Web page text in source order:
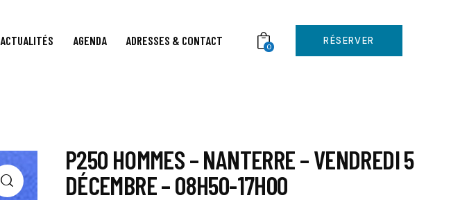
ACTUALITÉS AGENDA ADRESSES & CONTACT 0
RÉSERVER
P250 HOMMES – NANTERRE – VENDREDI 5
DÉCEMBRE – 08H50-17H00